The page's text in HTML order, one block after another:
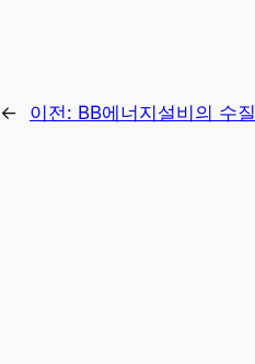
← 이전: BB에너지설비의 수